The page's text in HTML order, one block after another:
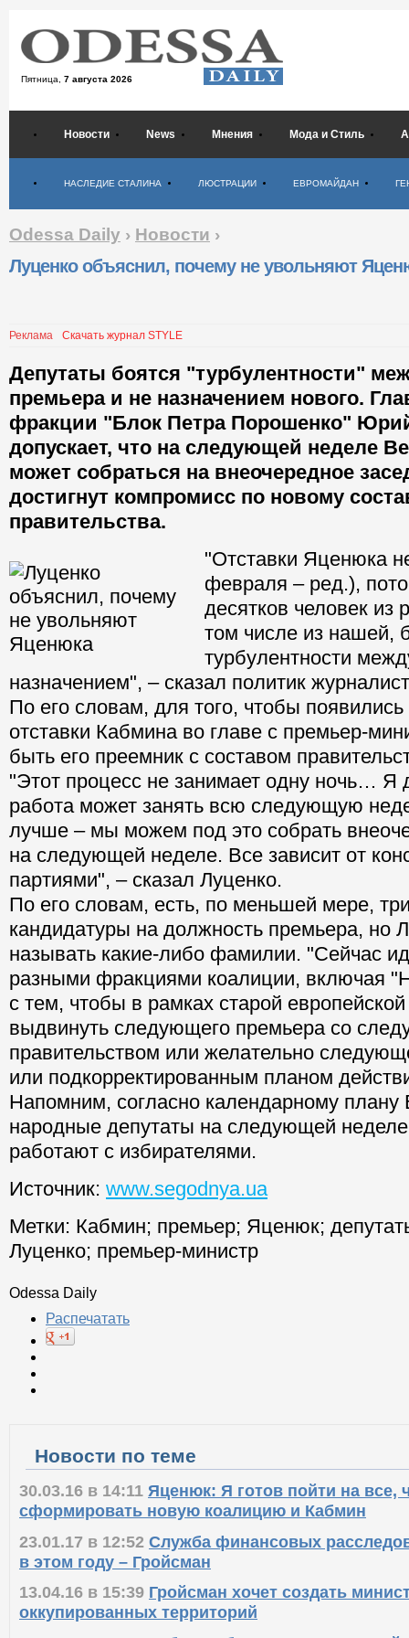
Пятница, 7 августа 2026
Новости News Мнения Мода и Стиль
НАСЛЕДИЕ СТАЛИНА ЛЮСТРАЦИИ ЕВРОМАЙДАН
Odessa Daily › Новости ›
Луценко объяснил, почему не увольняют
Реклама Скачать журнал STYLE
Депутаты боятся "турбулентности"
премьера и не назначением нового.
фракции "Блок Петра Порошенко"
допускает, что на следующей неделе
может собраться на внеочередное
достигнут компромисс по новому
правительства.
"Отставки Яценюка
февраля – ред.),
десятков человек из
том числе из нашей,
турбулентности
назначением", – сказал политик
По его словам, для того, чтобы появились
отставки Кабмина во главе с премьер-
быть его преемник с составом
"Этот процесс не занимает одну ночь… Я
работа может занять всю следующую
лучше – мы можем под это собрать
на следующей неделе. Все зависит от
партиями", – сказал Луценко.
По его словам, есть, по меньшей мере,
кандидатуры на должность премьера, но
называть какие-либо фамилии. "Сейчас
разными фракциями коалиции, включая
с тем, чтобы в рамках старой
выдвинуть следующего премьера со
правительством или желательно
или подкорректированным планом
Напомним, согласно календарному
народные депутаты на следующей
работают с избирателями.
Источник: www.segodnya.ua
Метки: Кабмин; премьер; Яценюк;
Луценко; премьер-министр
Odessa Daily
Распечатать
Новости по теме
30.03.16 в 14:11 Яценюк: Я готов пойти на все,
23.01.17 в 12:52 Служба финансовых
13.04.16 в 15:39 Гройсман хочет создать